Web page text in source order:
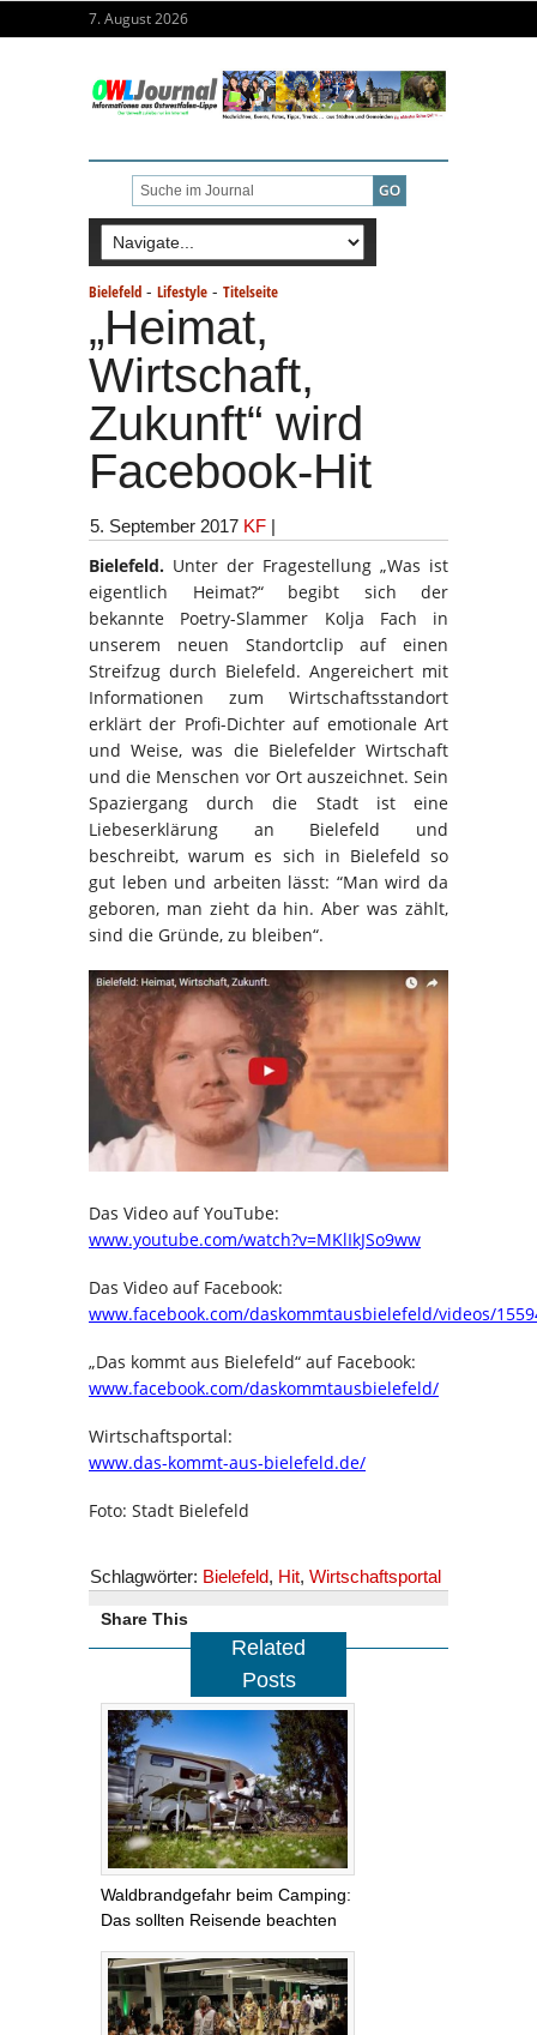
7. August 2026
Bielefeld - Lifestyle - Titelseite
„Heimat,
Wirtschaft,
Zukunft“ wird
Facebook-Hit
5. September 2017 KF |
Bielefeld. Unter der Fragestellung „Was ist
eigentlich Heimat?“ begibt sich der
bekannte Poetry-Slammer Kolja Fach in
unserem neuen Standortclip auf einen
Streifzug durch Bielefeld. Angereichert mit
Informationen zum Wirtschaftsstandort
erklärt der Profi-Dichter auf emotionale Art
und Weise, was die Bielefelder Wirtschaft
und die Menschen vor Ort auszeichnet. Sein
Spaziergang durch die Stadt ist eine
Liebeserklärung an Bielefeld und
beschreibt, warum es sich in Bielefeld so
gut leben und arbeiten lässt: “Man wird da
geboren, man zieht da hin. Aber was zählt,
sind die Gründe, zu bleiben“.
Das Video auf YouTube:
www.youtube.com/watch?v=MKlIkJSo9ww
Das Video auf Facebook:
www.facebook.com/daskommtausbielefeld/videos/
„Das kommt aus Bielefeld“ auf Facebook:
www.facebook.com/daskommtausbielefeld/
Wirtschaftsportal:
www.das-kommt-aus-bielefeld.de/
Foto: Stadt Bielefeld
Schlagwörter: Bielefeld, Hit, Wirtschaftsportal
Share This
Related
Posts
Waldbrandgefahr beim Camping:
Das sollten Reisende beachten